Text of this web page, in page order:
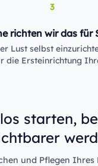
3
richten wir das für
Lust selbst
die Ersteinrichtung
starten,
und Pflegen